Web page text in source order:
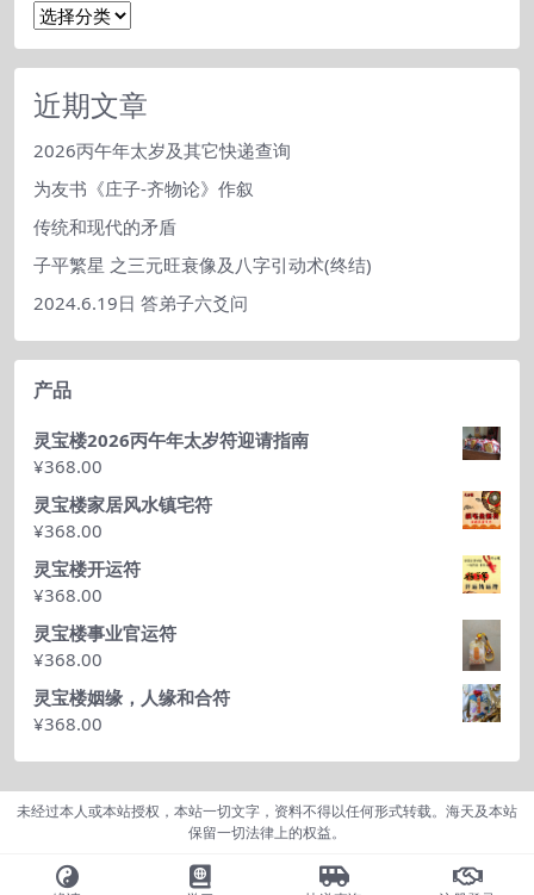
文
分
类
近期文章
2026丙午年太岁及其它快递查询
为友书《庄子-齐物论》作叙
传统和现代的矛盾
子平繁星 之三元旺衰像及八字引动术(终结)
2024.6.19日 答弟子六爻问
产品
灵宝楼2026丙午年太岁符迎请指南
¥368.00
灵宝楼家居风水镇宅符
¥368.00
灵宝楼开运符
¥368.00
灵宝楼事业官运符
¥368.00
灵宝楼姻缘，人缘和合符
¥368.00
未经过本人或本站授权，本站一切文字，资料不得以任何形式转载。海天及本站
保留一切法律上的权益。